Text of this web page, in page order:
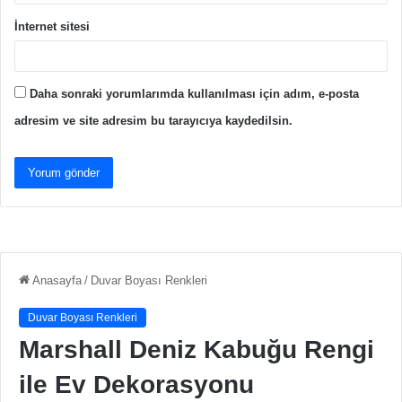
İnternet sitesi
Daha sonraki yorumlarımda kullanılması için adım, e-posta
adresim ve site adresim bu tarayıcıya kaydedilsin.